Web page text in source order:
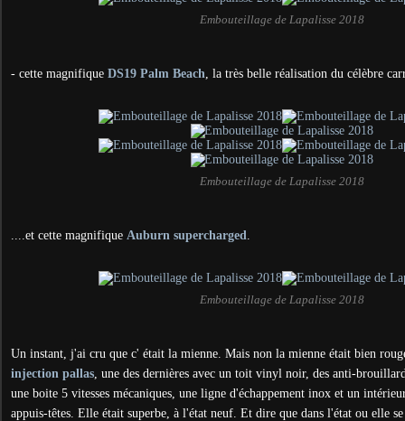
Embouteillage de Lapalisse 2018
- cette magnifique DS19 Palm Beach, la très belle réalisation du célèbre
Embouteillage de Lapalisse 2018
....et cette magnifique Auburn supercharged.
Embouteillage de Lapalisse 2018
Un instant, j'ai cru que c' était la mienne. Mais non la mienne était bien
injection pallas, une des dernières avec un toit vinyl noir, des anti-
une boite 5 vitesses mécaniques, une ligne d'échappement inox et un
appuis-têtes. Elle était superbe, à l'état neuf. Et dire que dans l'état ou elle